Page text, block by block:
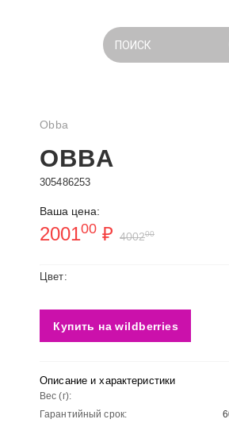
ПОИСК
Obba
OBBA
305486253
Ваша цена:
200100 ₽ 400200
Цвет:
Купить на wildberries
Описание и характеристики
Вес (г):
Гарантийный срок: